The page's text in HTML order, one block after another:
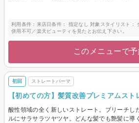
利用条件：来店日条件： 指定なし 対象スタイリスト：
併用不可／楽天ビューティを見たとお伝え下さい。
このメニューで予
初回 ストレートパーマ
【初めての方】髪質改善プレミアムスト
酸性領域の全く新しいストレート。ブリーチし
ルにサラサラツヤツヤ。どんな髪でも艶髪に導